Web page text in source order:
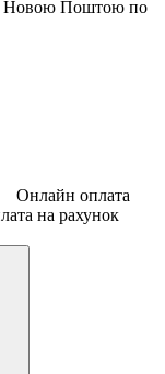
Новою Поштою по
Онлайн оплата
на рахунок